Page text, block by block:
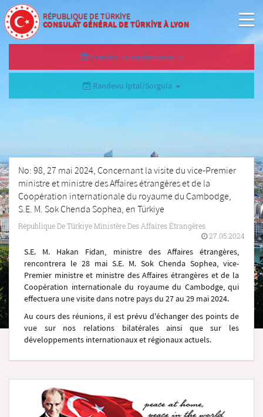
RÉPUBLIQUE DE TÜRKİYE
CONSULAT GÉNÉRAL DE TÜRKİYE À LYON
Prendre un rendez-vous
Randevu İptal/Sorgula
No: 98, 27 mai 2024, Concernant la visite du vice-Premier
ministre et ministre des Affaires étrangères et de la
Coopération internationale du royaume du Cambodge,
S.E. M. Sok Chenda Sophea, en Türkiye
République De Türkiye Ministère Des Affaires Étrangères
27.05.2024
S.E. M. Hakan Fidan, ministre des Affaires étrangères,
rencontrera le 28 mai S.E. M. Sok Chenda Sophea, vice-
Premier ministre et ministre des Affaires étrangères et de la
Coopération internationale du royaume du Cambodge, qui
effectuera une visite dans notre pays du 27 au 29 mai 2024.
Au cours des réunions, il est prévu d'échanger des points de
vue sur nos relations bilatérales ainsi que sur les
développements internationaux et régionaux actuels.